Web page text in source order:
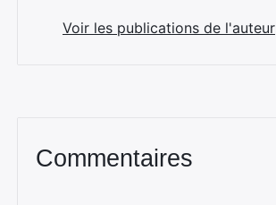
Voir les publications de l'auteur
Commentaires